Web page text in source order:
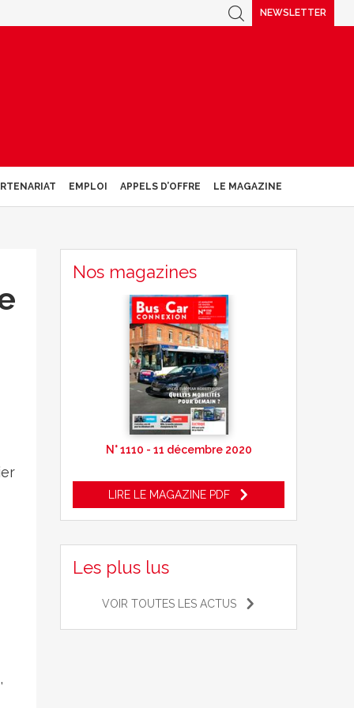
NEWSLETTER
EMPLOI APPELS D’OFFRE LE MAGAZINE
Nos magazines
N° 1110 - 11 décembre 2020
LIRE LE MAGAZINE PDF
Les plus lus
VOIR TOUTES LES ACTUS